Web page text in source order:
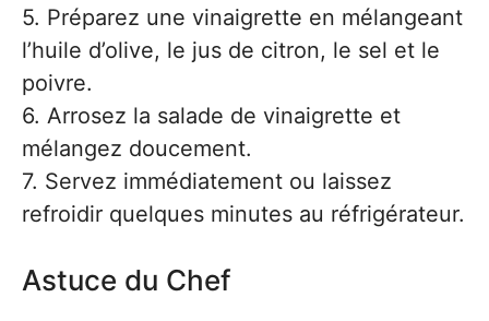
5. Préparez une vinaigrette en mélangeant
l’huile d’olive, le jus de citron, le sel et le
poivre.
6. Arrosez la salade de vinaigrette et
mélangez doucement.
7. Servez immédiatement ou laissez
refroidir quelques minutes au réfrigérateur.
Astuce du Chef